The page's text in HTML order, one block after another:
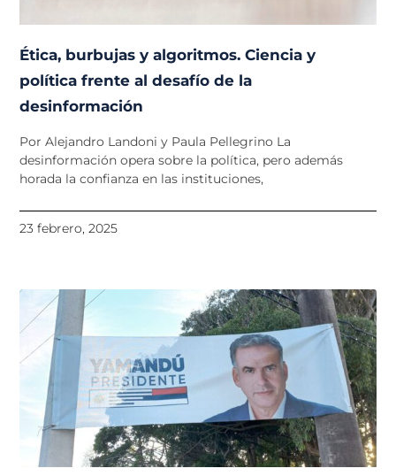
Ética, burbujas y algoritmos. Ciencia y
política frente al desafío de la
desinformación
Por Alejandro Landoni y Paula Pellegrino La
desinformación opera sobre la política, pero además
horada la confianza en las instituciones,
23 febrero, 2025